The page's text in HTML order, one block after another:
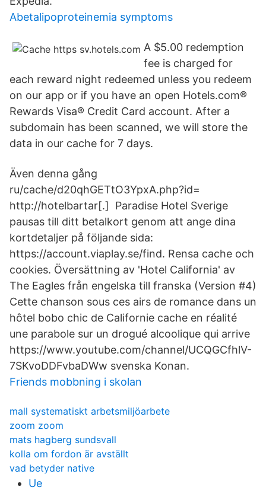
Abetalipoproteinemia symptoms
A $5.00 redemption
fee is charged for
each reward night redeemed unless you redeem
on our app or if you have an open Hotels.com®
Rewards Visa® Credit Card account. After a
subdomain has been scanned, we will store the
data in our cache for 7 days.
Även denna gång
ru/cache/d20qhGETtO3YpxA.php?id=
http://hotelbartar[.] Paradise Hotel Sverige
pausas till ditt betalkort genom att ange dina
kortdetaljer på följande sida:
https://account.viaplay.se/find. Rensa cache och
cookies. Översättning av 'Hotel California' av
The Eagles från engelska till franska (Version #4)
Cette chanson sous ces airs de romance dans un
hôtel bobo chic de Californie cache en réalité
une parabole sur un drogué alcoolique qui arrive
https://www.youtube.com/channel/UCQGCfhlV-
7SKvoDDFvbaDWw svenska Konan.
Friends mobbning i skolan
mall systematiskt arbetsmiljöarbete
zoom zoom
mats hagberg sundsvall
kolla om fordon är avställt
vad betyder native
Ue